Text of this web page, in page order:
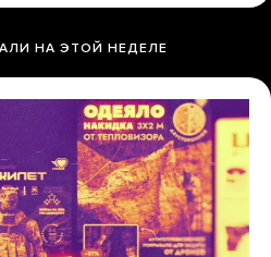
НА ЭТОЙ НЕДЕЛЕ